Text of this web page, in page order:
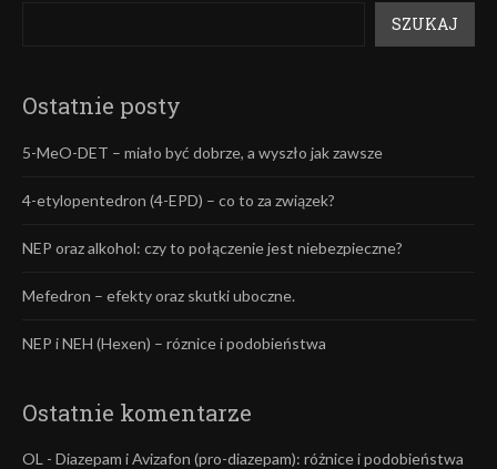
SZUKAJ
Ostatnie posty
5-MeO-DET – miało być dobrze, a wyszło jak zawsze
4-etylopentedron (4-EPD) – co to za związek?
NEP oraz alkohol: czy to połączenie jest niebezpieczne?
Mefedron – efekty oraz skutki uboczne.
NEP i NEH (Hexen) – róznice i podobieństwa
Ostatnie komentarze
OL - Diazepam i Avizafon (pro-diazepam): różnice i podobieństwa